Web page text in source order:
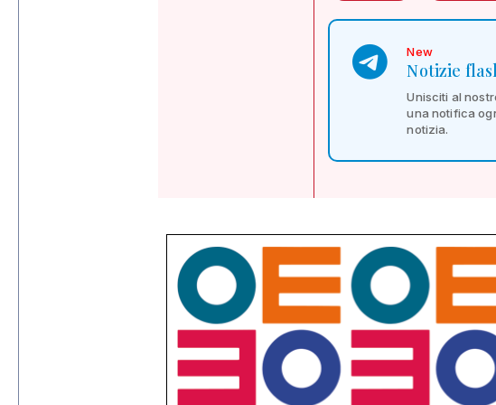
New
Notizie
Unisciti al
una notifica
notizia.